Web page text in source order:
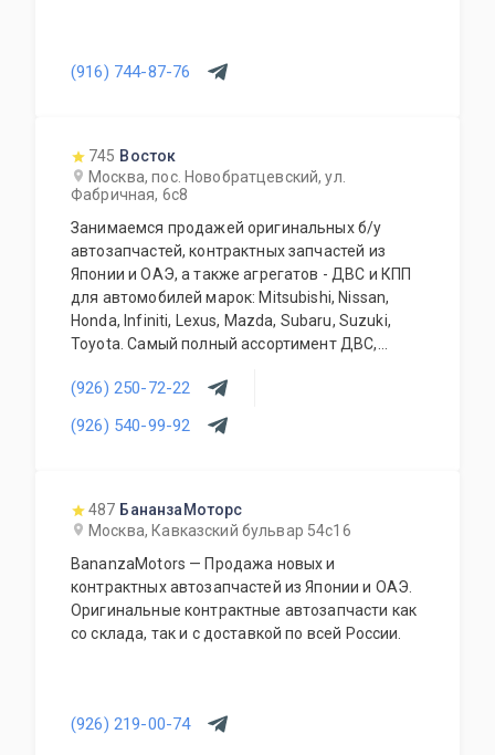
(916) 744-87-76
745 Восток
Москва, пос. Новобратцевский, ул.
Фабричная, 6с8
Занимаемся продажей оригинальных б/у
автозапчастей, контрактных запчастей из
Японии и ОАЭ, а также агрегатов - ДВС и КПП
для автомобилей марок: Mitsubishi, Nissan,
Honda, Infiniti, Lexus, Mazda, Subaru, Suzuki,
Toyota. Самый полный ассортимент ДВС,
прочего. Предоставляется гарантия качества
на всю продукцию. Приемлемые цены и
система скидок для постоянных и оптовых
(926) 250-72-22
(926) 540-99-92
487 БананзаМоторс
Москва, Кавказский бульвар 54с16
BananzaMotors — Продажа новых и
контрактных автозапчастей из Японии и ОАЭ.
Оригинальные контрактные автозапчасти как
со склада, так и с доставкой по всей России.
(926) 219-00-74